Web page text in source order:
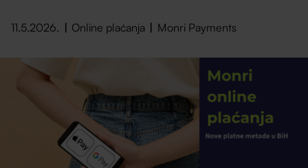
11.5.2026. Online plaćanja Monri Payments